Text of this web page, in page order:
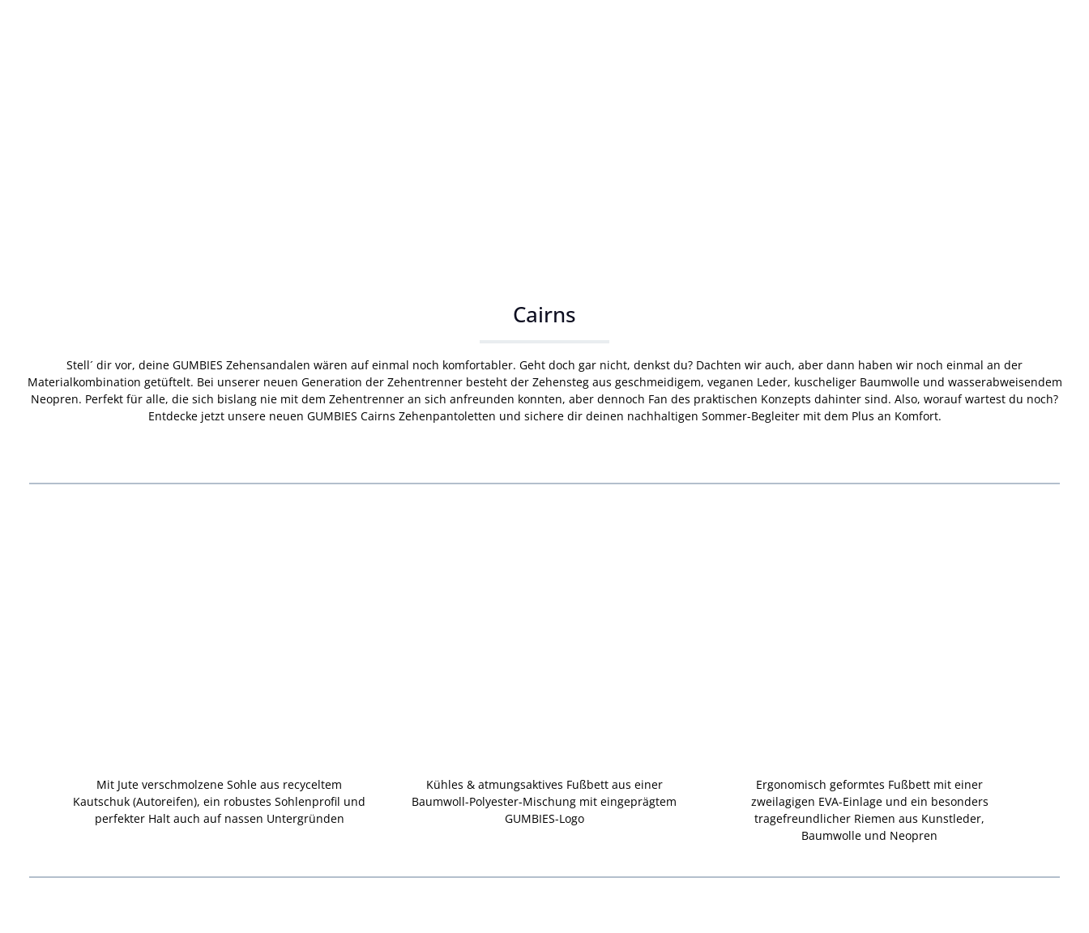
Cairns
Stell´ dir vor, deine GUMBIES Zehensandalen wären auf einmal noch komfortabler. Geht doch gar nicht, denkst du? Dachten wir auch, aber dann haben wir noch einmal an der
Materialkombination getüftelt. Bei unserer neuen Generation der Zehentrenner besteht der Zehensteg aus geschmeidigem, veganen Leder, kuscheliger Baumwolle und wasserabweisendem
Neopren. Perfekt für alle, die sich bislang nie mit dem Zehentrenner an sich anfreunden konnten, aber dennoch Fan des praktischen Konzepts dahinter sind. Also, worauf wartest du noch?
Entdecke jetzt unsere neuen GUMBIES Cairns Zehenpantoletten und sichere dir deinen nachhaltigen Sommer-Begleiter mit dem Plus an Komfort.
Mit Jute verschmolzene Sohle aus recyceltem
Kautschuk (Autoreifen), ein robustes Sohlenprofil und
perfekter Halt auch auf nassen Untergründen
Kühles & atmungsaktives Fußbett aus einer
Baumwoll-Polyester-Mischung mit eingeprägtem
GUMBIES-Logo
Ergonomisch geformtes Fußbett mit einer
zweilagigen EVA-Einlage und ein besonders
tragefreundlicher Riemen aus Kunstleder,
Baumwolle und Neopren